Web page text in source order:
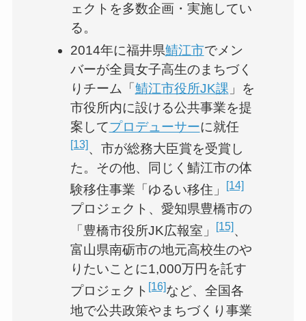
ェクトを多数企画・実施してい
る。
2014年に福井県鯖江市でメン
バーが全員女子高生のまちづく
りチーム「鯖江市役所JK課 」を
市役所内に設ける公共事業を提
案してプロデューサーに就任
[13]、市が総務大臣賞を受賞し
た。その他、同じく鯖江市の体
験移住事業「ゆるい移住」
[14]
プロジェクト、愛知県豊橋市の
「豊橋市役所JK広報室」
[15]、
富山県南砺市の地元高校生のや
りたいことに1,000万円を託す
プロジェクト [16]など、全国各
地で公共政策やまちづくり事業